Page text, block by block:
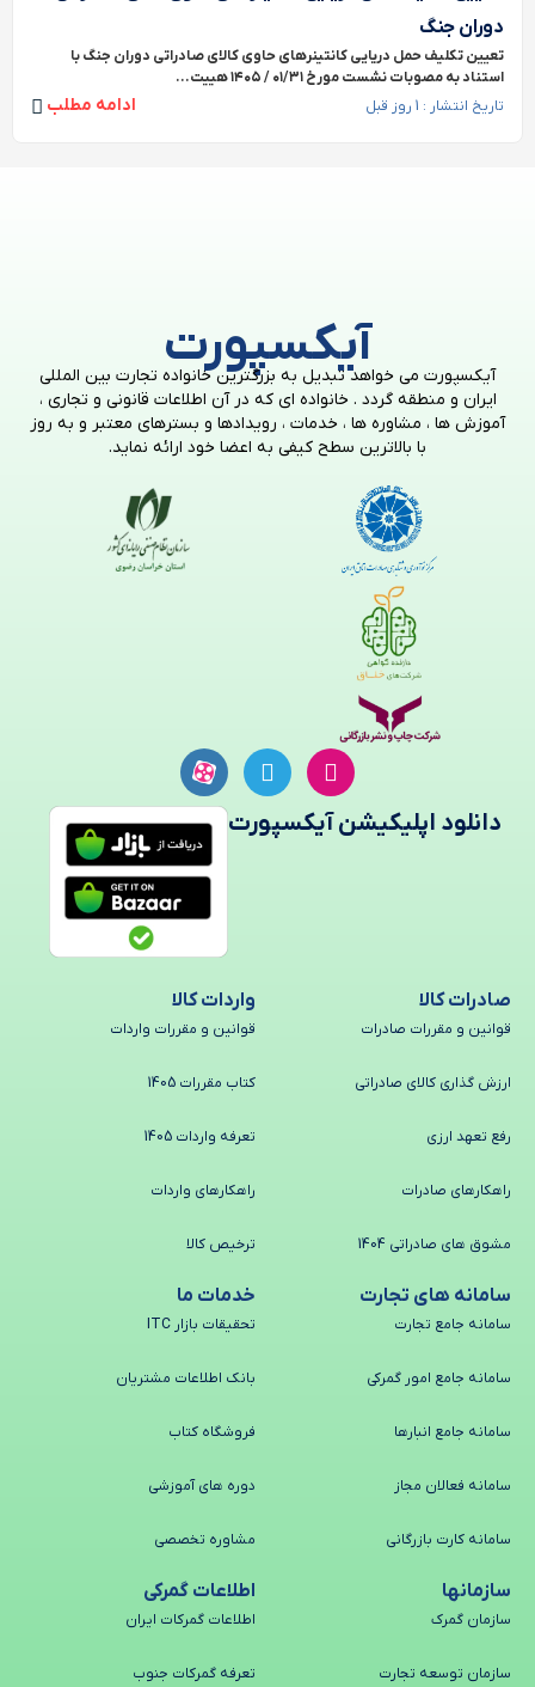
دوران جنگ
تعیین تکلیف حمل دریایی کانتینرهای حاوی کالای صادراتی دوران جنگ با
استناد به مصوبات نشست مورخ ۰۱/۳۱ / ۱۴۰۵ هییت...
ادامه مطلب تاریخ انتشار : 1 روز قبل
صادرات کالا
قوانین و مقررات صادرات
ارزش گذاری کالای صادراتی
رفع تعهد ارزی
راهکارهای صادرات
مشوق های صادراتی 1404
واردات کالا
قوانین و مقررات واردات
کتاب مقررات 1405
تعرفه واردات 1405
راهکارهای واردات
ترخیص کالا
سامانه های تجارت
سامانه جامع تجارت
سامانه جامع امور گمرکی
سامانه جامع انبارها
سامانه فعالان مجاز
سامانه کارت بازرگانی
خدمات ما
تحقیقات بازار ITC
بانک اطلاعات مشتریان
فروشگاه کتاب
دوره های آموزشی
مشاوره تخصصی
سازمانها
سازمان گمرک
سازمان توسعه تجارت
اطلاعات گمرکی
اطلاعات گمرکات ایران
تعرفه گمرکات جنوب
آیکسپورت
آیکسپورت می خواهد تبدیل به بزرگترین خانواده تجارت بین المللی
ایران و منطقه گردد . خانواده ای که در آن اطلاعات قانونی و تجاری ،
آموزش ها ، مشاوره ها ، خدمات ، رویدادها و بسترهای معتبر و به روز
با بالاترین سطح کیفی به اعضا خود ارائه نماید.
دانلود اپلیکیشن آیکسپورت